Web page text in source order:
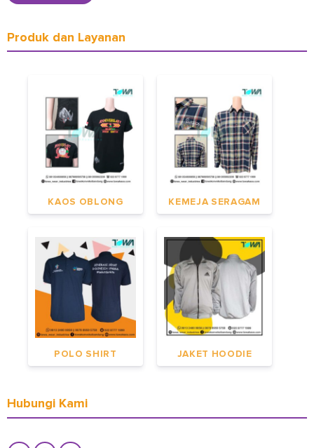
Produk dan Layanan
KAOS OBLONG KEMEJA SERAGAM
POLO SHIRT JAKET HOODIE
Hubungi Kami